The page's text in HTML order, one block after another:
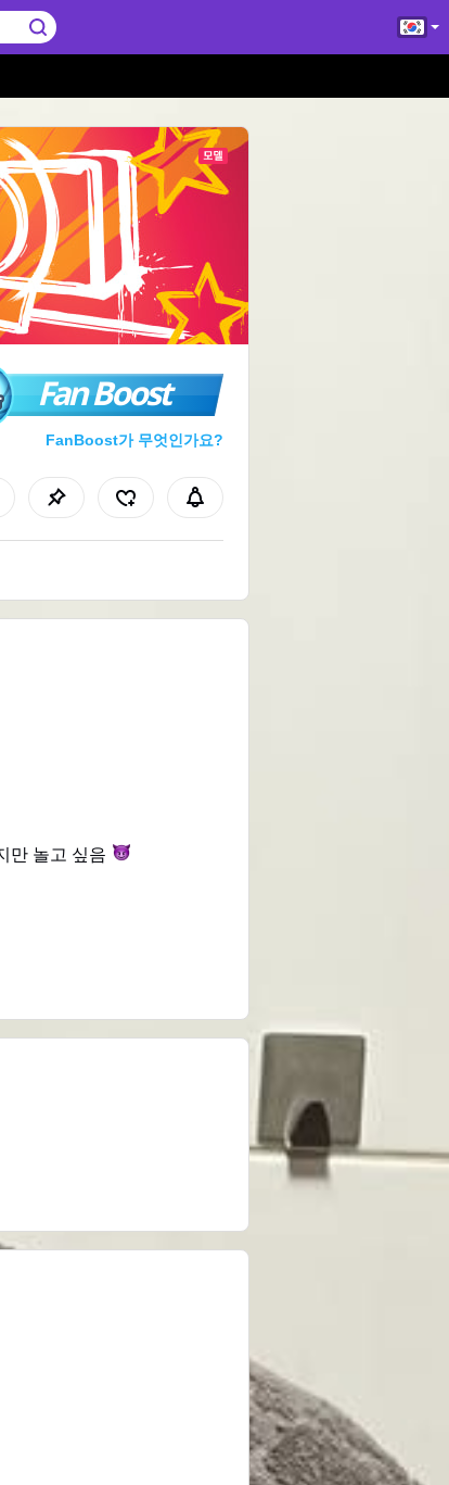
Fan Boost
FanBoost가 무엇인가요?
만 놀고 싶음